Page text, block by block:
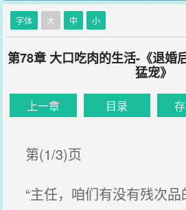
字体 大 中 小
第78章 大口吃肉的生活-《退婚
猛宠》
上一章 目录
第(1/3)页
“主任，咱们有没有残次品